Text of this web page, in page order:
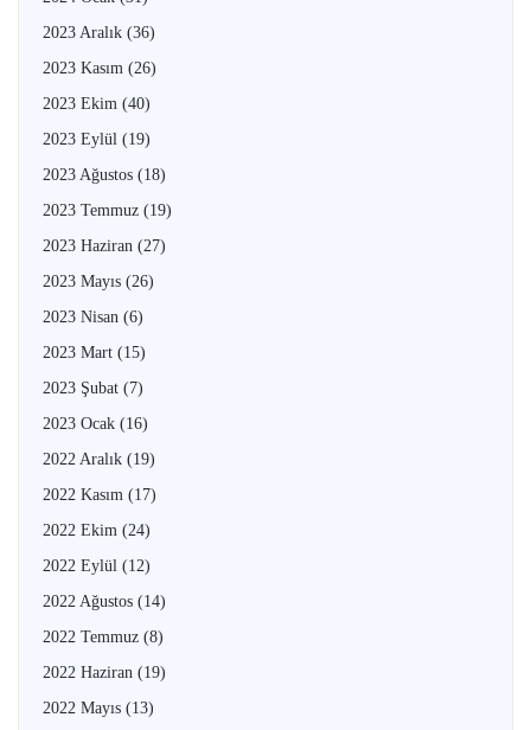
2023 Aralık (36)
2023 Kasım (26)
2023 Ekim (40)
2023 Eylül (19)
2023 Ağustos (18)
2023 Temmuz (19)
2023 Haziran (27)
2023 Mayıs (26)
2023 Nisan (6)
2023 Mart (15)
2023 Şubat (7)
2023 Ocak (16)
2022 Aralık (19)
2022 Kasım (17)
2022 Ekim (24)
2022 Eylül (12)
2022 Ağustos (14)
2022 Temmuz (8)
2022 Haziran (19)
2022 Mayıs (13)